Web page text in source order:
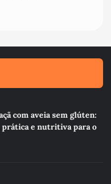
com aveia sem glúten:
e nutritiva para o